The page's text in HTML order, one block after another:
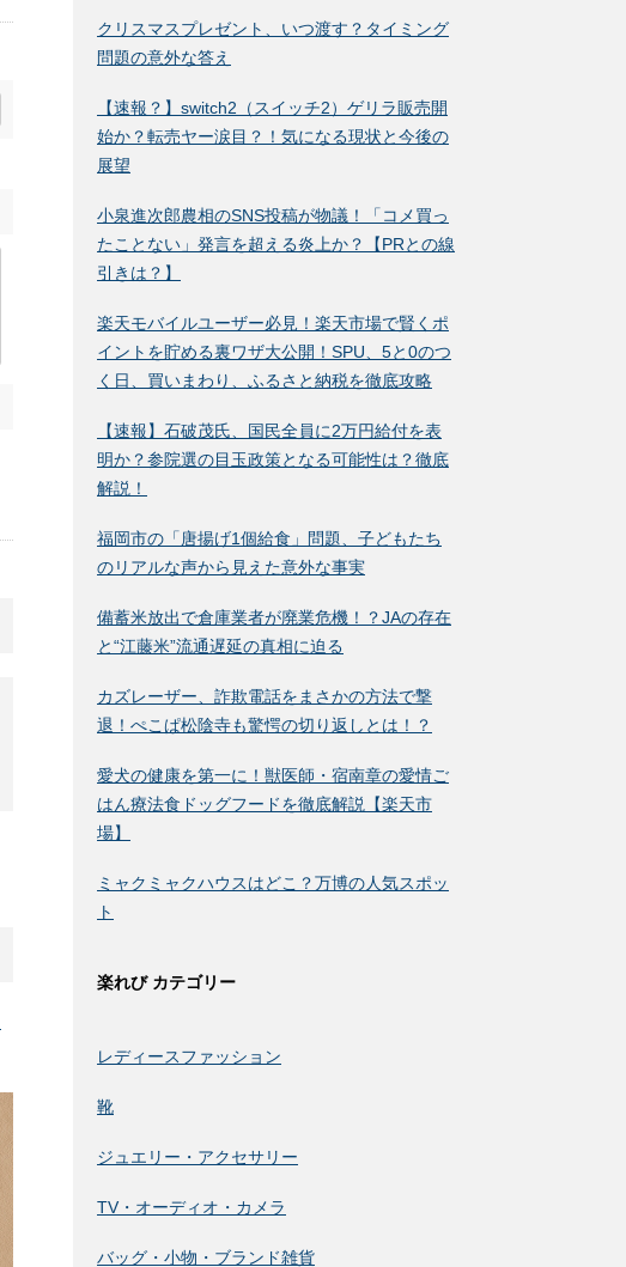
クリスマスプレゼント、いつ渡す？タイミング
問題の意外な答え
【速報？】switch2（スイッチ2）ゲリラ販売開
始か？転売ヤー涙目？！気になる現状と今後の
展望
小泉進次郎農相のSNS投稿が物議！「コメ買っ
たことない」発言を超える炎上か？【PRとの線
引きは？】
楽天モバイルユーザー必見！楽天市場で賢くポ
イントを貯める裏ワザ大公開！SPU、5と0のつ
く日、買いまわり、ふるさと納税を徹底攻略
【速報】石破茂氏、国民全員に2万円給付を表
明か？参院選の目玉政策となる可能性は？徹底
解説！
福岡市の「唐揚げ1個給食」問題、子どもたち
のリアルな声から見えた意外な事実
備蓄米放出で倉庫業者が廃業危機！？JAの存在
と“江藤米”流通遅延の真相に迫る
カズレーザー、詐欺電話をまさかの方法で撃
退！ぺこぱ松陰寺も驚愕の切り返しとは！？
愛犬の健康を第一に！獣医師・宿南章の愛情ご
はん療法食ドッグフードを徹底解説【楽天市
場】
ミャクミャクハウスはどこ？万博の人気スポッ
ト
楽れび カテゴリー
レディースファッション
靴
ジュエリー・アクセサリー
TV・オーディオ・カメラ
バッグ・小物・ブランド雑貨